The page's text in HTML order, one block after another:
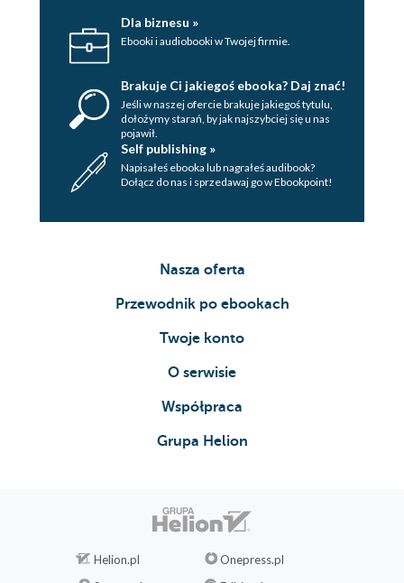
Dla biznesu »
Ebooki i audiobooki w Twojej firmie.
Brakuje Ci jakiegoś ebooka? Daj znać!
Jeśli w naszej ofercie brakuje jakiegoś tytulu,
dołożymy starań, by jak najszybciej się u nas
pojawił.
Self publishing »
Napisałeś ebooka lub nagrałeś audibook?
Dołącz do nas i sprzedawaj go w Ebookpoint!
Nasza oferta
Przewodnik po ebookach
Twoje konto
O serwisie
Współpraca
Grupa Helion
Helion.pl
Onepress.pl